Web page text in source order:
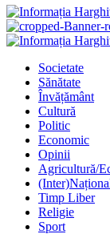
Primary
Societate
Sănătate
Învățământ
Cultură
Politic
Economic
Opinii
Agricultură/
Timp Liber
Religie
Sport